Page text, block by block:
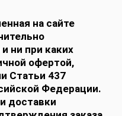
на сайте
ни при каких
офертой,
Статьи 437
Федерации.
доставки